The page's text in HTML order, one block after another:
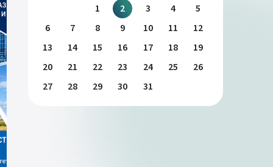
1
2 3 4
5
6
7 8 9 10 11
12
13
14 15 16 17 18
19
20
21 22 23 24 25
26
27
28 29 30 31